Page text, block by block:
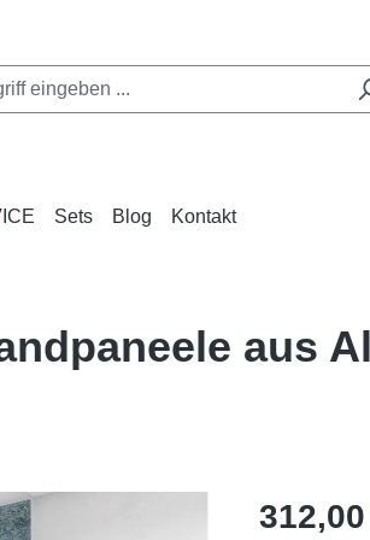
Sets Blog Kontakt
aus
Regulärer